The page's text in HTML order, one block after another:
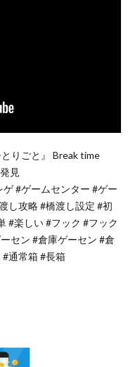
りごと』 Break time
見
#ゲームセンター #ゲー
し攻略 #橋渡し設定 #初
#楽しい #フック #フック
セン #倉庫ゲーセン #倉
#通常箱 #長箱